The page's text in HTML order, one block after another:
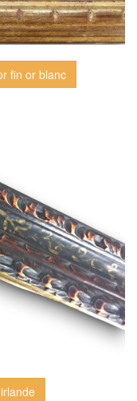
fin or blanc